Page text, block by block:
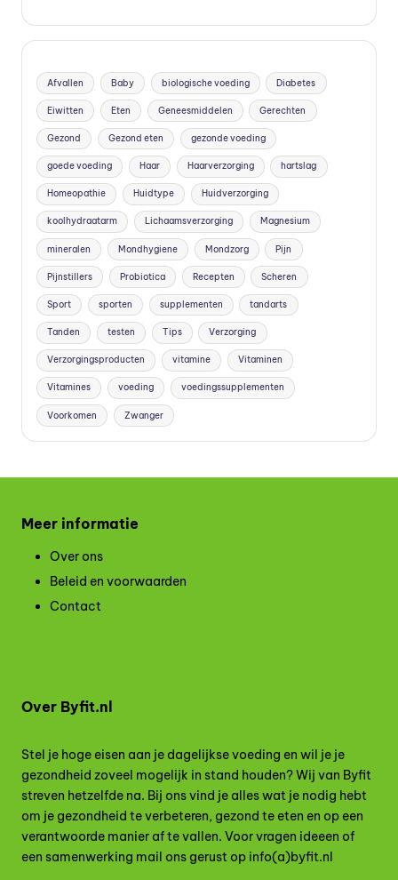
Afvallen Baby biologische voeding Diabetes
Eiwitten Eten Geneesmiddelen Gerechten
Gezond Gezond eten gezonde voeding
goede voeding Haar Haarverzorging hartslag
Homeopathie Huidtype Huidverzorging
koolhydraatarm Lichaamsverzorging Magnesium
mineralen Mondhygiene Mondzorg Pijn
Pijnstillers Probiotica Recepten Scheren
Sport sporten supplementen tandarts
Tanden testen Tips Verzorging
Verzorgingsproducten vitamine Vitaminen
Vitamines voeding voedingssupplementen
Voorkomen Zwanger
Meer informatie
Over ons
Beleid en voorwaarden
Contact
Over Byfit.nl
Stel je hoge eisen aan je dagelijkse voeding en wil je je
gezondheid zoveel mogelijk in stand houden? Wij van Byfit
streven hetzelfde na. Bij ons vind je alles wat je nodig hebt
om je gezondheid te verbeteren, gezond te eten en op een
verantwoorde manier af te vallen. Voor vragen ideeen of
een samenwerking mail ons gerust op info(a)byfit.nl